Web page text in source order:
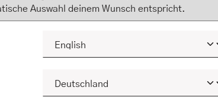
ALLE COOKIES
Auswahl deinem Wunsch entspricht.